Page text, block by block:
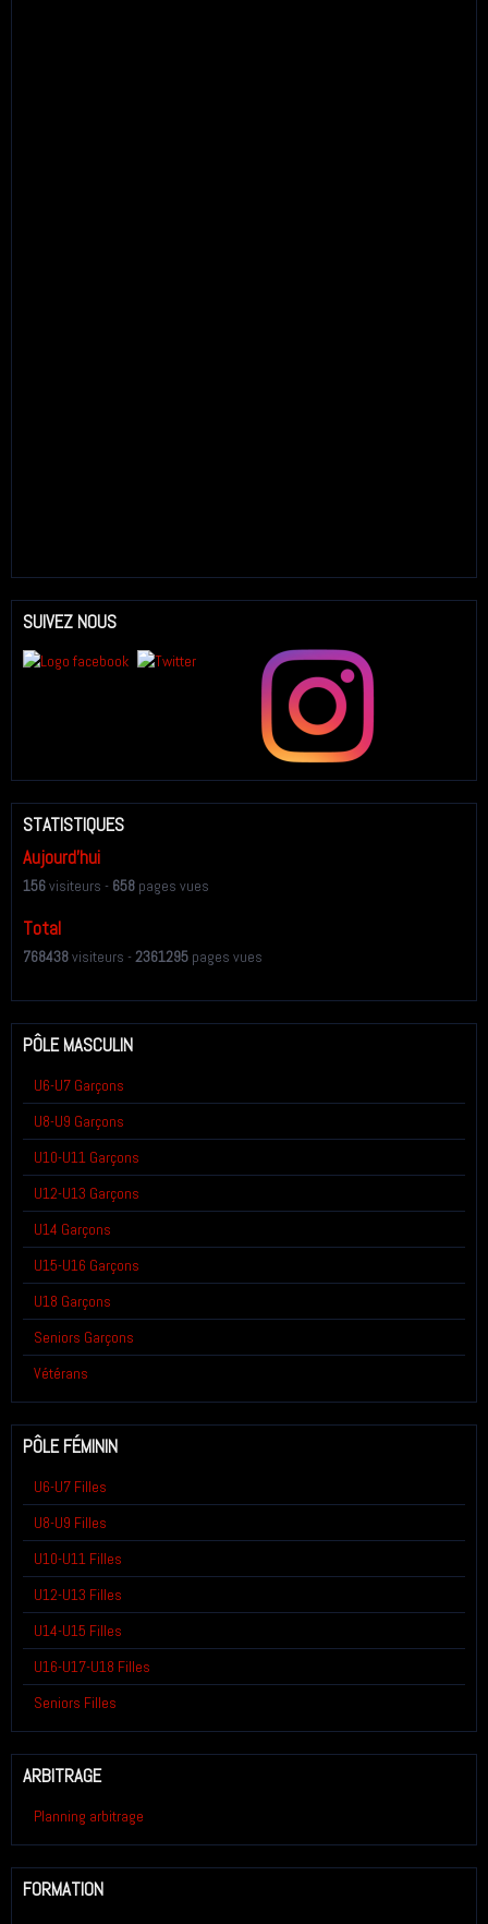
SUIVEZ NOUS
STATISTIQUES
Aujourd'hui
156visiteurs - 658 pages vues
Total
768438visiteurs -2361295 pages vues
PÔLE MASCULIN
U6-U7 Garçons
U8-U9 Garçons
U10-U11 Garçons
U12-U13 Garçons
U14 Garçons
U15-U16 Garçons
U18 Garçons
Seniors Garçons
Vétérans
PÔLE FÉMININ
U6-U7 Filles
U8-U9 Filles
U10-U11 Filles
U12-U13 Filles
U14-U15 Filles
U16-U17-U18 Filles
Seniors Filles
ARBITRAGE
Planning arbitrage
FORMATION